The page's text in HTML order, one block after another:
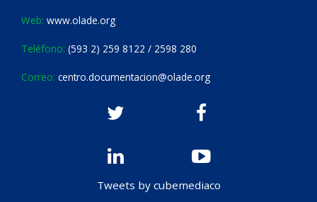
Web: www.olade.org
Teléfono: (593 2) 259 8122 / 2598 280
Correo: centro.documentacion@olade.org
Tweets by cubemediaco